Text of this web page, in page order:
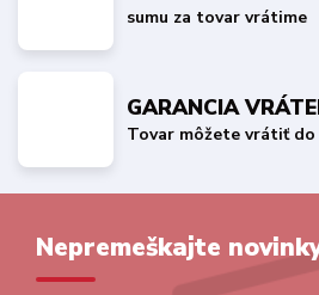
sumu za tovar vrátime
GARANCIA
Tovar môžete vrátiť
Nepremeškajte